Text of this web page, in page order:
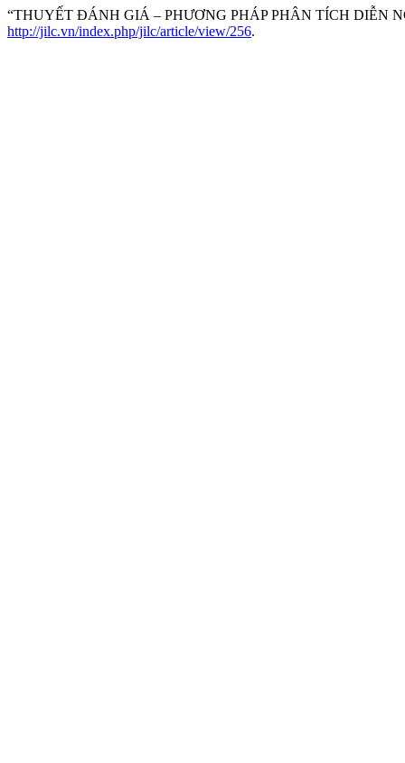
“THUYẾT ĐÁNH GIÁ – PHƯƠNG PHÁP PHÂN TÍCH DIỄN
http://jilc.vn/index.php/jilc/article/view/256.